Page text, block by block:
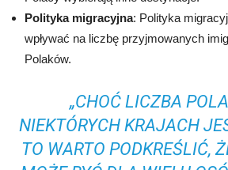
Polityka migracyjna: Polityka
wpływać na liczbę przyjmowanych
Polaków.
„CHOĆ LICZBA
NIEKTÓRYCH KRAJACH
TO WARTO PODKREŚLIĆ,